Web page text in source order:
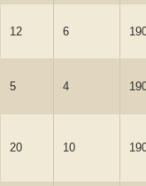
12 6
5 4
20 10